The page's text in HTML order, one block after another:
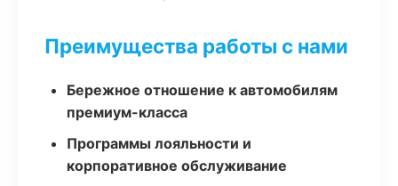
Преимущества работы с нами
Бережное отношение к автомобилям
премиум-класса
Программы лояльности и
корпоративное обслуживание